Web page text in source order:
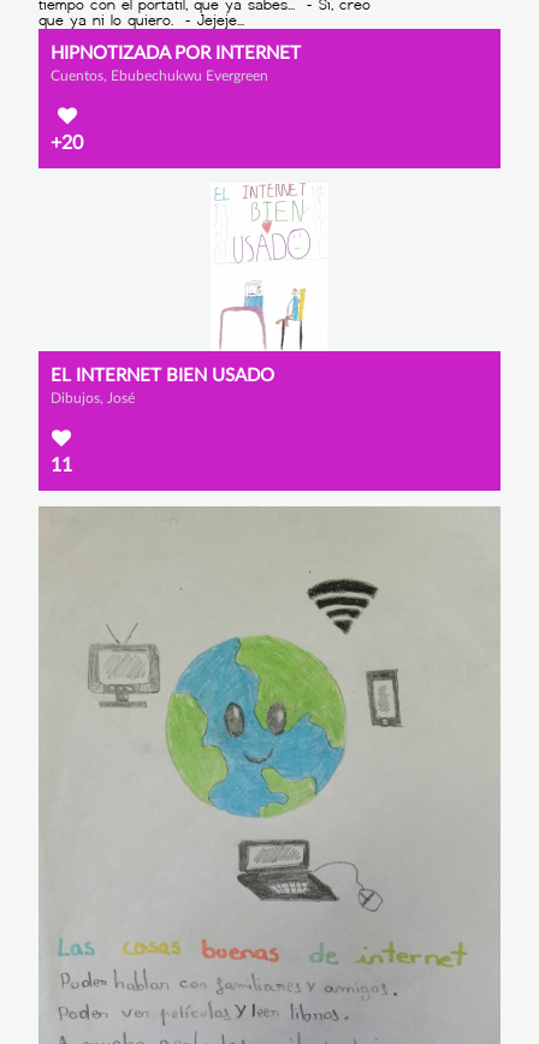
HIPNOTIZADA POR INTERNET
Cuentos, Ebubechukwu Evergreen
+20
EL INTERNET BIEN USADO
Dibujos, José
11